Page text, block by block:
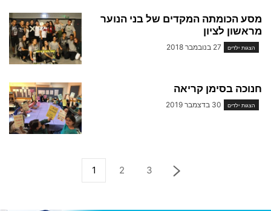
מסע הכומתה המקדים של בני הנוער
מראשון לציון
הצגות ילדים 27 בנובמבר 2018
חנוכה בסימן קריאה
הצגות ילדים 30 בדצמבר 2019
1 2 3